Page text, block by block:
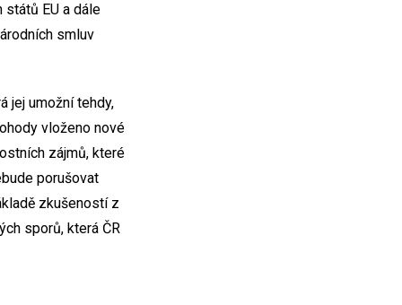
EU a dále
smluv
jej umožní tehdy,
vloženo nové
zájmů, které
porušovat
zkušeností z
sporů, která ČR